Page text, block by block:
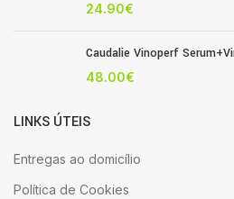
24.90€
Caudalie Vinoperf
48.00€
LINKS ÚTEIS
Entregas ao domicílio
Política de Cookies